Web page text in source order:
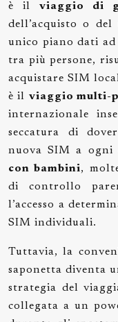
è ilviaggio di
dell’acquisto o
unico piano dati
tra più persone,
acquistare SIM
è il viaggio multi-
internazionale
seccatura di
nuova SIM a
con bambini,
di controllo
l’accesso a
SIM individuali.
Tuttavia, la
saponetta diventa
strategia del
collegata a un